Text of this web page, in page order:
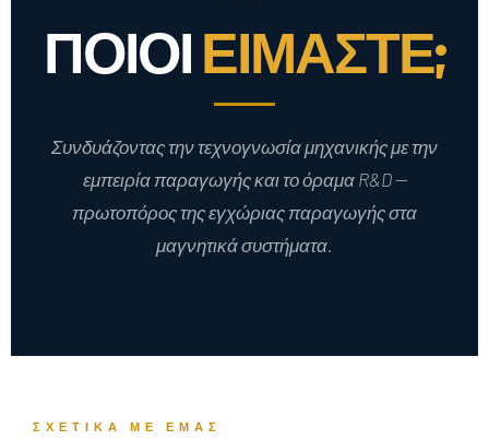
ΠΟΙΟΙΕΊΜΑΣΤΕ;
Συνδυάζοντας την τεχνογνωσία μηχανικής με την
εμπειρία παραγωγής και το όραμα R&D —
πρωτοπόρος της εγχώριας παραγωγής στα
μαγνητικά συστήματα.
ΣΧΕΤΙΚΆ ΜΕ ΕΜΆΣ